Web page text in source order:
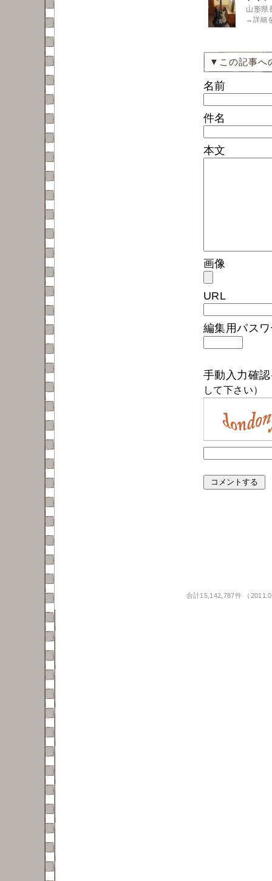
山形県
→ 詳細
▼この記事へ
名前
件名
本文
画像
URL
編集用パス
手動入力確
して下さい）
合計15,142,787件 （